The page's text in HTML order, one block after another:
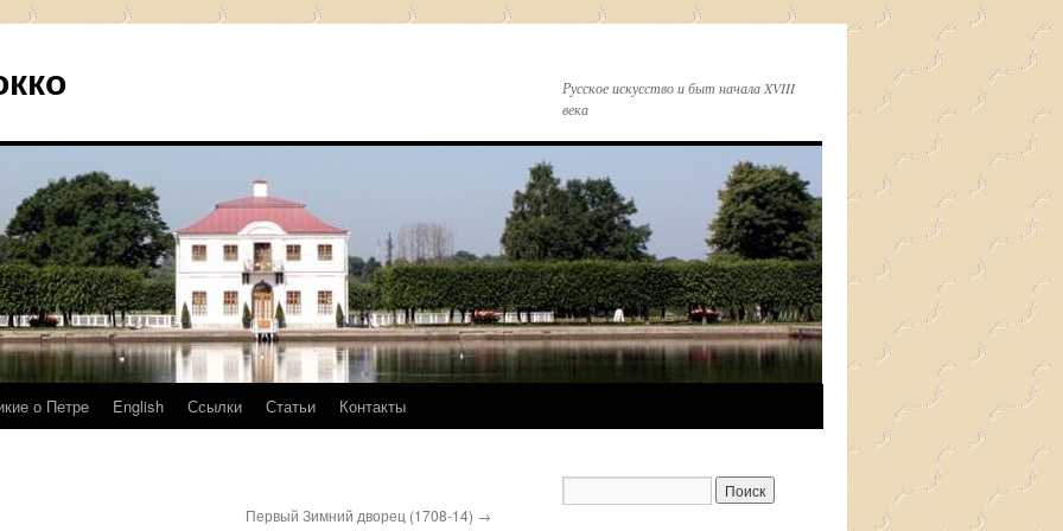
Русское искусство и быт начала XVIII
века
о Петре English Ссылки Статьи Контакты
Первый Зимний дворец (1708-14) →